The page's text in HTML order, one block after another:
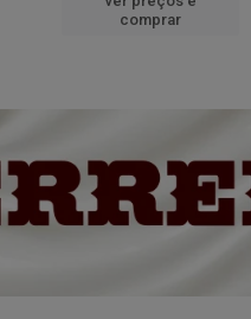
comprar